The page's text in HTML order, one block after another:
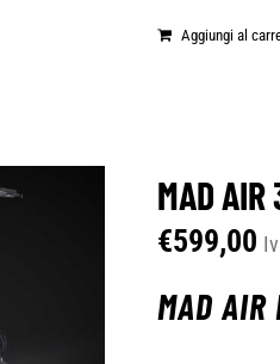
Aggiungi al
MAD
€599,00
MAD